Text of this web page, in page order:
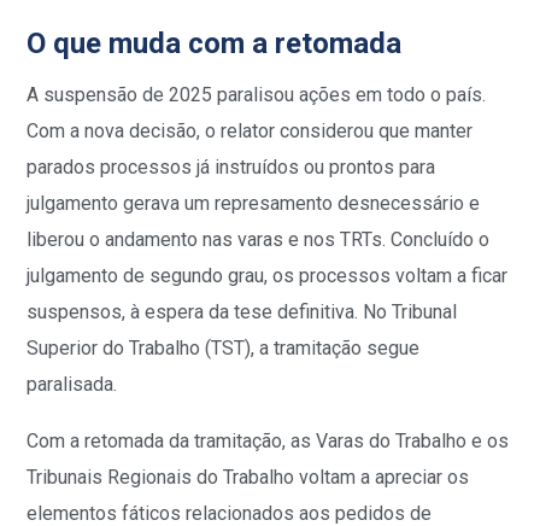
O que muda com a retomada
A suspensão de 2025 paralisou ações em todo o país.
Com a nova decisão, o relator considerou que manter
parados processos já instruídos ou prontos para
julgamento gerava um represamento desnecessário e
liberou o andamento nas varas e nos TRTs. Concluído o
julgamento de segundo grau, os processos voltam a ficar
suspensos, à espera da tese definitiva. No Tribunal
Superior do Trabalho (TST), a tramitação segue
paralisada.
Com a retomada da tramitação, as Varas do Trabalho e os
Tribunais Regionais do Trabalho voltam a apreciar os
elementos fáticos relacionados aos pedidos de